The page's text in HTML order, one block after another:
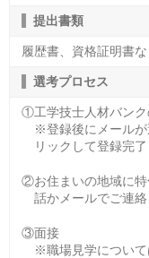
提出書類
履歴書、資格証明書
選考プロセス
①工学技士人材バンク
※登録後にメールが
リックして登録完
②お住まいの地域に特
話かメールでご連絡
③面接
※職場見学につい